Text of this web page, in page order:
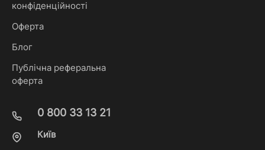
конфіденційності
Оферта
Блог
Публічна реферальна
оферта
0 800 33 13 21
Київ